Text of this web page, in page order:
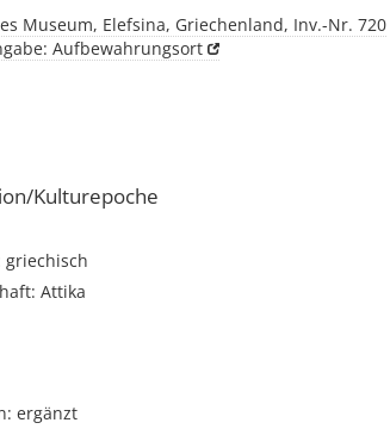
Museum, Elefsina, Griechenland, Inv.-Nr. 720
Aufbewahrungsort
Kulturepoche
griechisch
Attika
ergänzt